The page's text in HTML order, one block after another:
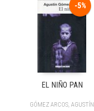
-5%
EL NIÑO PAN
GÓMEZ ARCOS, AGUSTÍN